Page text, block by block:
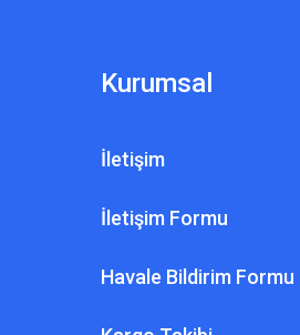
Kurumsal
İletişim
İletişim Formu
Havale Bildirim Formu